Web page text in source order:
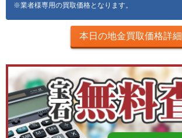
※業者様専用の買取価格となります。
本日の地金買取価格詳細